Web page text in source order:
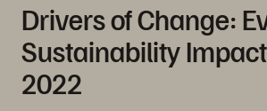
Drivers of Change:
Sustainability
2022